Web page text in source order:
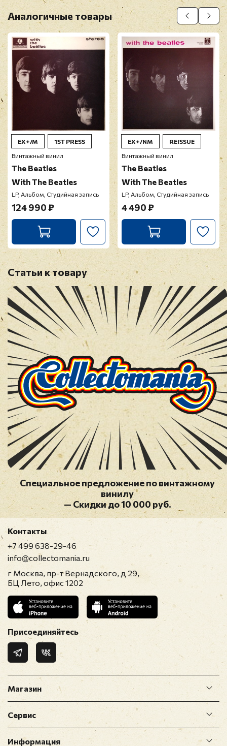
Аналогичные товары
EX+/M
1ST PRESS
Винтажный винил
The Beatles
With The Beatles
LP, Альбом, Студийная запись
124 990 ₽
EX+/NM
REISSUE
Винтажный винил
The Beatles
With The Beatles
LP, Альбом, Студийная запись
4 490 ₽
Статьи к товару
Специальное предложение по винтажному
винилу
— Скидки до 10 000 руб.
Магазин
Сервис
Информация
Контакты
+7 499 638-29-46
info@collectomania.ru
г Москва, пр-т Вернадского, д 29,
БЦ Лето, офис 1202
Присоединяйтесь